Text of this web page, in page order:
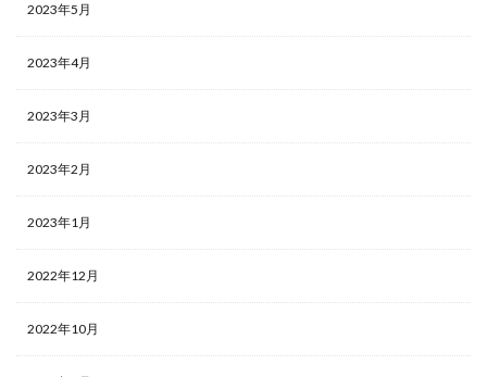
2023年5月
2023年4月
2023年3月
2023年2月
2023年1月
2022年12月
2022年10月